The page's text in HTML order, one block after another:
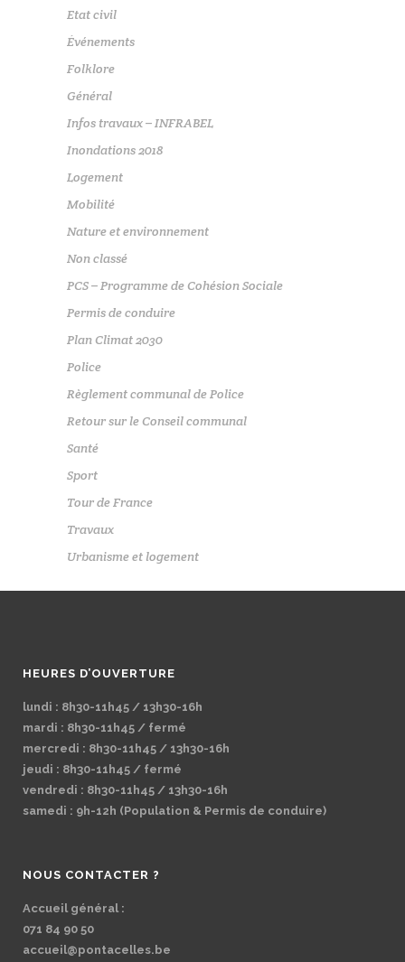
Etat civil
Événements
Folklore
Général
Infos travaux – INFRABEL
Inondations 2018
Logement
Mobilité
Nature et environnement
Non classé
PCS – Programme de Cohésion Sociale
Permis de conduire
Plan Climat 2030
Police
Règlement communal de Police
Retour sur le Conseil communal
Santé
Sport
Tour de France
Travaux
Urbanisme et logement
HEURES D’OUVERTURE
lundi : 8h30-11h45 / 13h30-16h
mardi : 8h30-11h45 / fermé
mercredi : 8h30-11h45 / 13h30-16h
jeudi : 8h30-11h45 / fermé
vendredi : 8h30-11h45 / 13h30-16h
samedi : 9h-12h (Population & Permis de conduire)
NOUS CONTACTER ?
Accueil général :
071 84 90 50
accueil@pontacelles.be